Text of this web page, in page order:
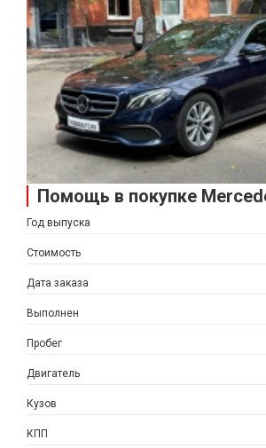
Помощь в покупке
Год выпуска
Стоимость
Дата заказа
Выполнен
Пробег
Двигатель
Кузов
КПП